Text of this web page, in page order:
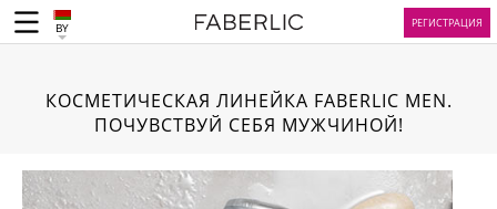
BY РЕГИСТРАЦИЯ
КОСМЕТИЧЕСКАЯ ЛИНЕЙКА FABERLIC MEN.
ПОЧУВСТВУЙ СЕБЯ МУЖЧИНОЙ!